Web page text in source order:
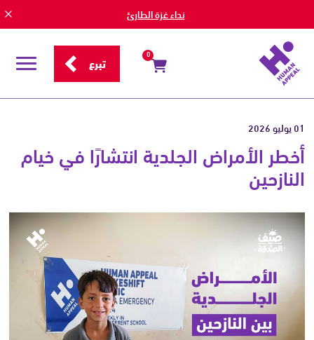
نداء غزة الطارئ
0 تبرع
قائمة
01 يوليو 2026
أخطر الأمراض الجلدية انتشارًا في خيام
النازحين